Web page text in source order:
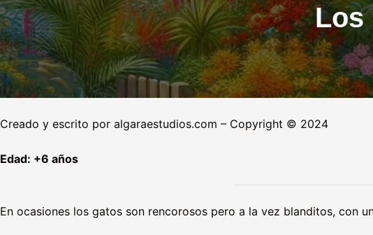
Los
Creado y escrito por algaraestudios.com – Copyright © 2024
Edad: +6 años
En ocasiones los gatos son rencorosos pero a la vez blanditos, con